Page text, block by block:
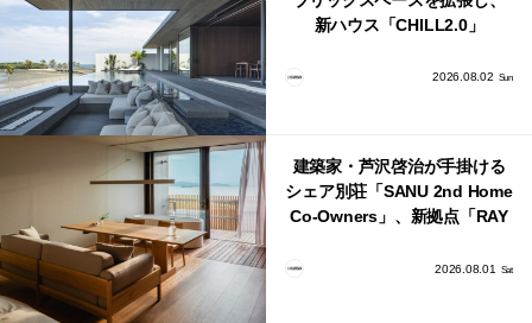
新ハウス「CHILL2.0」
2026.08.02 Sun
建築家・芦沢啓治が手掛ける
シェア別荘「SANU 2nd Home
Co-Owners」、新拠点「RAY
2026.08.01 Sat